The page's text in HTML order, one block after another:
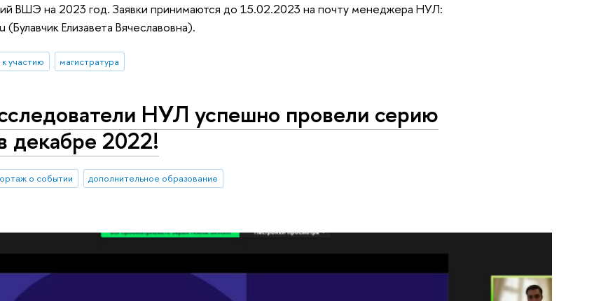
ВШЭ на 2023 год. Заявки принимаются до 15.02.2023 на почту менеджера НУЛ:
Елизавета Вячеславовна).
участию магистратура
НУЛ успешно провели серию
декабре 2022!
о событии дополнительное образование